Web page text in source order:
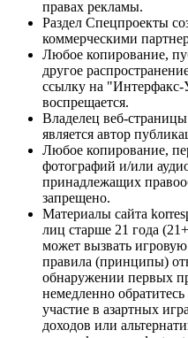
правах рекламы.
Раздел Спецпроекты
коммерческими
Любое копирование,
другое
ссылку на "Интерфакс-
воспрещается.
Владелец веб-
является автор
Любое копирование,
фотографий и/или
принадлежащих
запрещено.
Материалы сайта
лиц старше 21 года
может вызвать
правила (принципы)
обнаружении первых
немедленно
участие в азартных
доходов или